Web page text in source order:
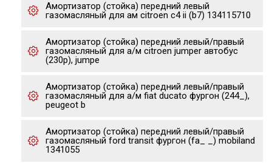
Амортизатор (стойка) передний левый
газомасляный для ам citroen c4 ii (b7) 134115710
Амортизатор (стойка) передний левый/правый
газомасляный для а/м citroen jumper автобус
(230p), jumpe
Амортизатор (стойка) передний левый/правый
газомасляный для а/м fiat ducato фургон (244_),
peugeot b
Амортизатор (стойка) передний левый/правый
газомасляный ford transit фургон (fa_ _) mobiland
1341055